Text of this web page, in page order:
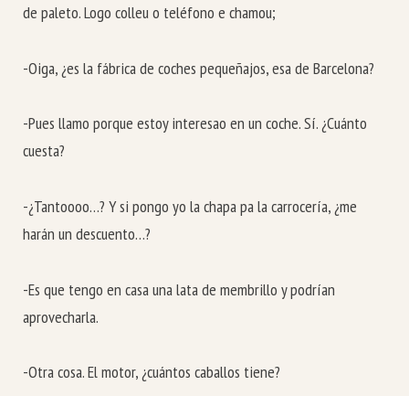
de paleto. Logo colleu o teléfono e chamou;
-Oiga, ¿es la fábrica de coches pequeñajos, esa de Barcelona?
-Pues llamo porque estoy interesao en un coche. Sí. ¿Cuánto
cuesta?
-¿Tantoooo…? Y si pongo yo la chapa pa la carrocería, ¿me
harán un descuento…?
-Es que tengo en casa una lata de membrillo y podrían
aprovecharla.
-Otra cosa. El motor, ¿cuántos caballos tiene?